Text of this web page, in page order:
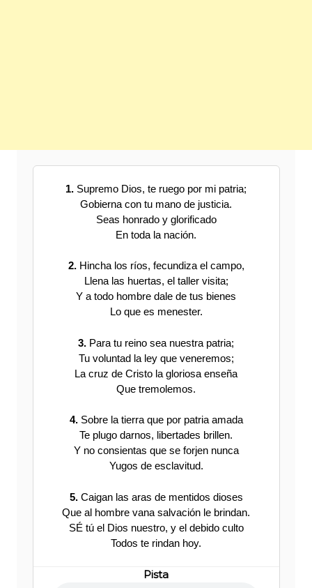
1. Supremo Dios, te ruego por mi patria;
Gobierna con tu mano de justicia.
Seas honrado y glorificado
En toda la nación.
2.Hincha los ríos, fecundiza el campo,
Llena las huertas, el taller visita;
Y a todo hombre dale de tus bienes
Lo que es menester.
3. Para tu reino sea nuestra patria;
Tu voluntad la ley que veneremos;
La cruz de Cristo la gloriosa enseña
Que tremolemos.
4.Sobre la tierra que por patria amada
Te plugo darnos, libertades brillen.
Y no consientas que se forjen nunca
Yugos de esclavitud.
5.Caigan las aras de mentidos dioses
Que al hombre vana salvación le brindan.
SÉ tú el Dios nuestro, y el debido culto
Todos te rindan hoy.
Pista